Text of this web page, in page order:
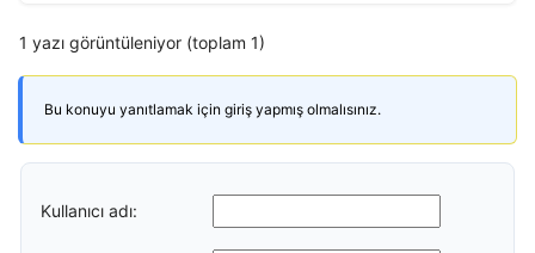
1 yazı görüntüleniyor (toplam 1)
Bu konuyu yanıtlamak için giriş yapmış olmalısınız.
Kullanıcı adı: